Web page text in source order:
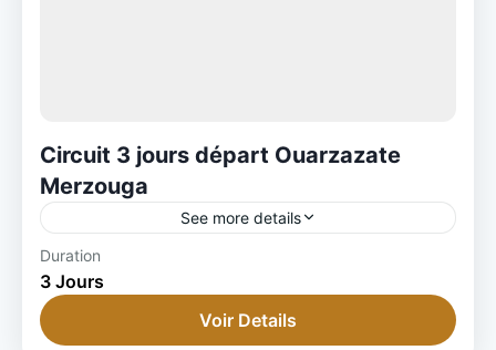
Circuit 3 jours départ Ouarzazate
Merzouga
See more details
Duration
3 Jours
Voir Details